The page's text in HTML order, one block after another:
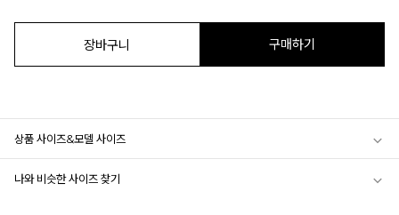
장바구니 구매하기
상품 사이즈&모델 사이즈
나와 비슷한 사이즈 찾기